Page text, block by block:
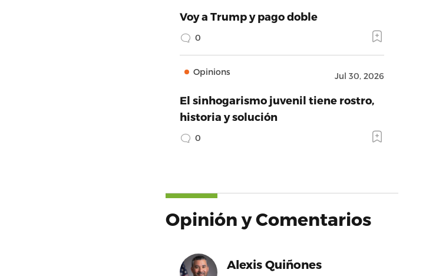
Voy a Trump y pago doble
0
Opinions Jul 30, 2026
El sinhogarismo juvenil tiene rostro,
historia y solución
0
Opinión y Comentarios
Alexis Quiñones